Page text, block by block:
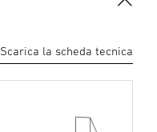
Scarica la scheda tecnica